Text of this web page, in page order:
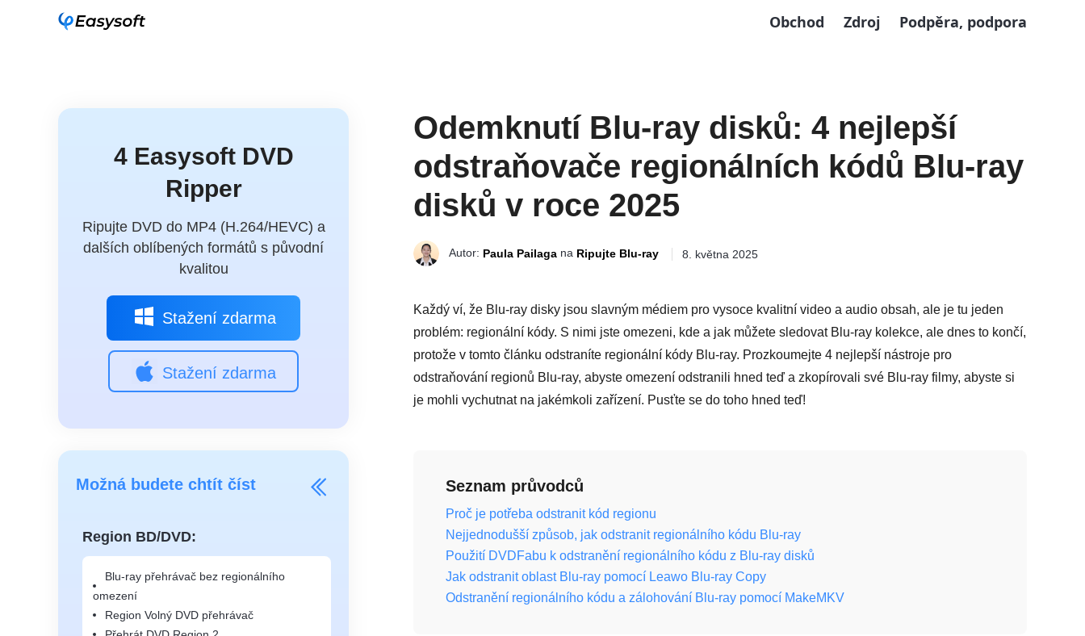
Obchod Zdroj Podpěra, podpora
4 Easysoft DVD
Ripper
Ripujte DVD do MP4 (H.264/HEVC) a
dalších oblíbených formátů s původní
kvalitou
Stažení zdarma
Stažení zdarma
Možná budete chtít číst
Region BD/DVD:
Blu-ray přehrávač bez regionálního
omezení
Region Volný DVD přehrávač
Odemknutí Blu-ray disků: 4 nejlepší
odstraňovače regionálních kódů Blu-ray
disků v roce 2025
Autor: Paula Pailaga na Ripujte Blu-ray 8. května 2025
Každý ví, že Blu-ray disky jsou slavným médiem pro vysoce kvalitní video a audio obsah, ale je tu jeden
problém: regionální kódy. S nimi jste omezeni, kde a jak můžete sledovat Blu-ray kolekce, ale dnes to končí,
protože v tomto článku odstraníte regionální kódy Blu-ray. Prozkoumejte 4 nejlepší nástroje pro
odstraňování regionů Blu-ray, abyste omezení odstranili hned teď a zkopírovali své Blu-ray filmy, abyste si
je mohli vychutnat na jakémkoli zařízení. Pusťte se do toho hned teď!
Seznam průvodců
Proč je potřeba odstranit kód regionu
Nejjednodušší způsob, jak odstranit regionálního kódu Blu-ray
Použití DVDFabu k odstranění regionálního kódu z Blu-ray disků
Jak odstranit oblast Blu-ray pomocí Leawo Blu-ray Copy
Odstranění regionálního kódu a zálohování Blu-ray pomocí MakeMKV